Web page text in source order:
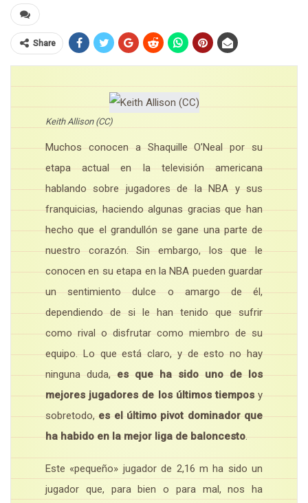
Share
Keith Allison (CC)
Muchos conocen a Shaquille O’Neal por su
etapa actual en la televisión americana
hablando sobre jugadores de la NBA y sus
franquicias, haciendo algunas gracias que han
hecho que el grandullón se gane una parte de
nuestro corazón. Sin embargo, los que le
conocen en su etapa en la NBA pueden guardar
un sentimiento dulce o amargo de él,
dependiendo de si le han tenido que sufrir
como rival o disfrutar como miembro de su
equipo. Lo que está claro, y de esto no hay
ninguna duda, es que ha sido uno de los
mejores jugadores de los últimos tiemposy
sobretodo, es el último pivot dominador que
ha habido en la mejor liga de baloncesto.
Este «pequeño» jugador de 2,16 m ha sido un
jugador que, para bien o para mal, nos ha